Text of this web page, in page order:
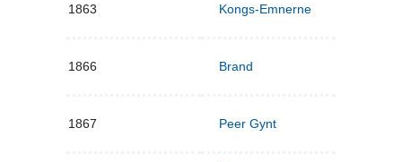
1863 Kongs-Emnerne
1866 Brand
1867 Peer Gynt